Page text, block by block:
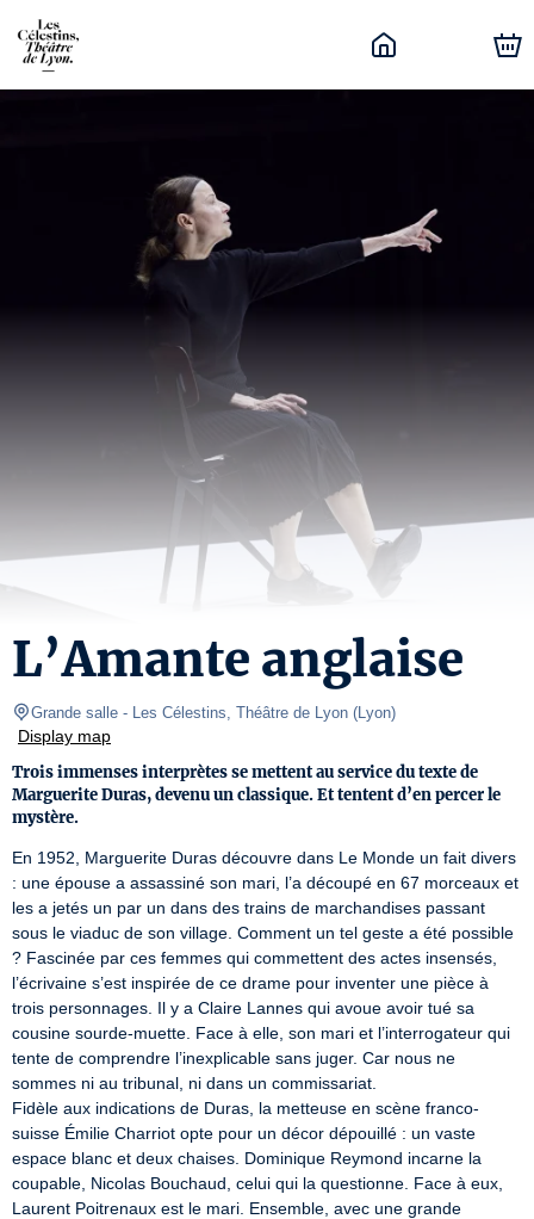
L’Amante anglaise
Grande salle - Les Célestins, Théâtre de Lyon (Lyon)
Display map
Trois immenses interprètes se mettent au service du texte de
Marguerite Duras, devenu un classique. Et tentent d’en percer le
mystère.
En 1952, Marguerite Duras découvre dans Le Monde un fait divers
: une épouse a assassiné son mari, l’a découpé en 67 morceaux et
les a jetés un par un dans des trains de marchandises passant
sous le viaduc de son village. Comment un tel geste a été possible
? Fascinée par ces femmes qui commettent des actes insensés,
l’écrivaine s’est inspirée de ce drame pour inventer une pièce à
trois personnages. Il y a Claire Lannes qui avoue avoir tué sa
cousine sourde-muette. Face à elle, son mari et l’interrogateur qui
tente de comprendre l’inexplicable sans juger. Car nous ne
sommes ni au tribunal, ni dans un commissariat.
Fidèle aux indications de Duras, la metteuse en scène franco-
suisse Émilie Charriot opte pour un décor dépouillé : un vaste
espace blanc et deux chaises. Dominique Reymond incarne la
coupable, Nicolas Bouchaud, celui qui la questionne. Face à eux,
Laurent Poitrenaux est le mari. Ensemble, avec une grande